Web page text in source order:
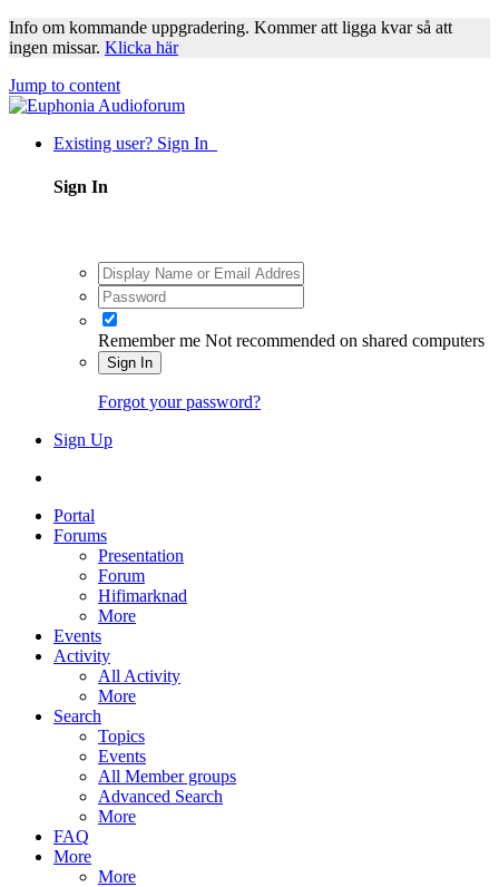
Info om kommande uppgradering. Kommer att ligga kvar så att
ingen missar. Klicka här
Jump to content
Existing user? Sign In
Sign In
Remember me Not recommended on shared computers
Sign In
Forgot your password?
Sign Up
Portal
Forums
Presentation
Forum
Hifimarknad
More
Events
Activity
All Activity
More
Search
Topics
Events
All Member groups
Advanced Search
More
FAQ
More
More